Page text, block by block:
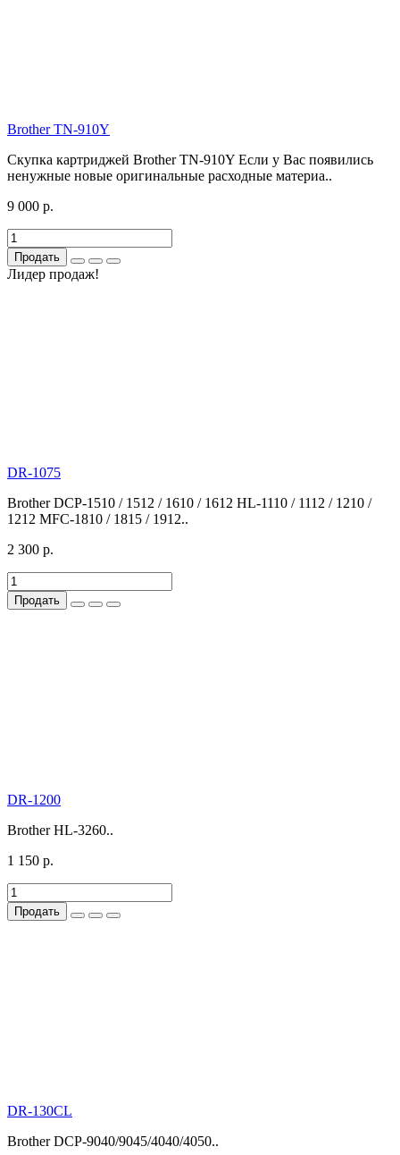
Brother TN-910Y
Скупка картриджей Brother TN-910Y Если у Вас появились
ненужные новые оригинальные расходные материа..
9 000 р.
Продать
Лидер продаж!
DR-1075
Brother DCP-1510 / 1512 / 1610 / 1612 HL-1110 / 1112 / 1210 /
1212 MFC-1810 / 1815 / 1912..
2 300 р.
Продать
DR-1200
Brother HL-3260..
1 150 р.
Продать
DR-130CL
Brother DCP-9040/9045/4040/4050..